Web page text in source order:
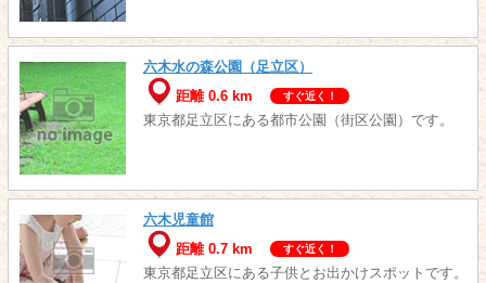
六木水の森公園（足立区）
距離 0.6 km
すぐ近く！
東京都足立区にある都市公園（街区公園）です。
六木児童館
距離 0.7 km
すぐ近く！
東京都足立区にある子供とお出かけスポットです。